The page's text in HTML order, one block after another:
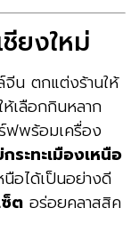
ยงใหม่
จีน ตกแต่งร้านให้
เลือกกินหลาก
ฟพร้อมเครื่อง
กระทะเมืองเหนือ
อได้เป็นอย่างดี
ต อร่อยคลาสสิค